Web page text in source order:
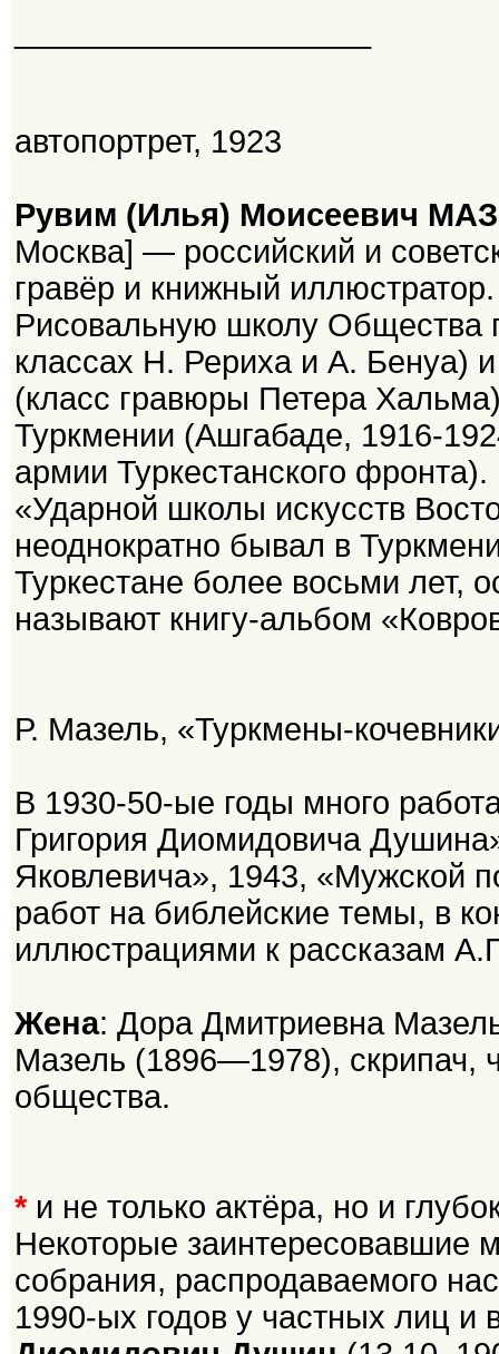
автопортрет, 1923
Рувим (Илья) Моисеевич
Москва] — российский и
гравёр и книжный
Рисовальную школу Общества
классах Н. Рериха и А. Бенуа)
(класс гравюры Петера
Туркмении (Ашгабаде, 1916-
армии Туркестанского
«Ударной школы искусств
неоднократно бывал в
Туркестане более восьми лет,
называют книгу-альбом
Р. Мазель, «Туркмены-
В 1930-50-ые годы много
Григория Диомидовича
Яковлевича», 1943, «Мужской
работ на библейские темы, в
иллюстрациями к рассказам
Жена: Дора Дмитриевна
Мазель (1896—1978), скрипач,
общества.
*и не только актёра, но и
Некоторые заинтересовавшие
собрания, распродаваемого
1990-ых годов у частных лиц и